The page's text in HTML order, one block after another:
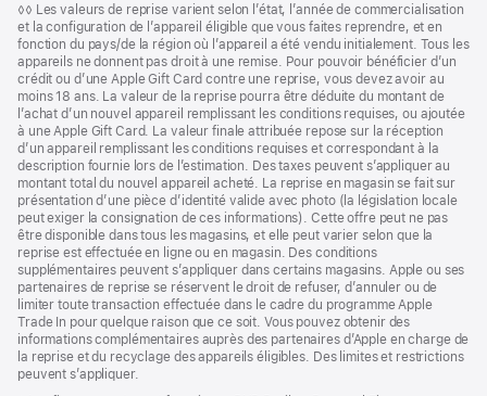
une
Note
de
bas
de
page
◊◊ Les valeurs de reprise varient selon l’état, l’année de commercialisation
et la configuration de l’appareil éligible que vous faites reprendre, et en
fonction du pays/de la région où l’appareil a été vendu initialement. Tous les
appareils ne donnent pas droit à une remise. Pour pouvoir bénéficier d’un
crédit ou d’une Apple Gift Card contre une reprise, vous devez avoir au
moins 18 ans. La valeur de la reprise pourra être déduite du montant de
l’achat d’un nouvel appareil remplissant les conditions requises, ou ajoutée
à une Apple Gift Card. La valeur finale attribuée repose sur la réception
d’un appareil remplissant les conditions requises et correspondant à la
description fournie lors de l’estimation. Des taxes peuvent s’appliquer au
montant total du nouvel appareil acheté. La reprise en magasin se fait sur
présentation d’une pièce d’identité valide avec photo (la législation locale
peut exiger la consignation de ces informations). Cette offre peut ne pas
être disponible dans tous les magasins, et elle peut varier selon que la
reprise est effectuée en ligne ou en magasin. Des conditions
supplémentaires peuvent s’appliquer dans certains magasins. Apple ou ses
partenaires de reprise se réservent le droit de refuser, d’annuler ou de
limiter toute transaction effectuée dans le cadre du programme Apple
Trade In pour quelque raison que ce soit. Vous pouvez obtenir des
informations complémentaires auprès des partenaires d’Apple en charge de
la reprise et du recyclage des appareils éligibles. Des limites et restrictions
peuvent s’appliquer.